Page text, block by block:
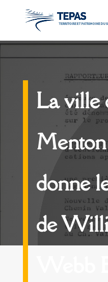
La ville
Menton
donne
de